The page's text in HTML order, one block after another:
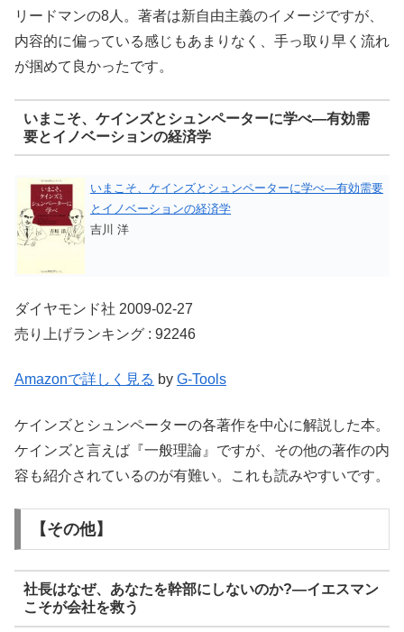
リードマンの8人。著者は新自由主義のイメージですが、
内容的に偏っている感じもあまりなく、手っ取り早く流れ
が掴めて良かったです。
いまこそ、ケインズとシュンペーターに学べ―有効需
要とイノベーションの経済学
いまこそ、ケインズとシュンペーターに学べ―有効需要
とイノベーションの経済学
吉川 洋
ダイヤモンド社 2009-02-27
売り上げランキング : 92246
Amazonで詳しく見る by G-Tools
ケインズとシュンペーターの各著作を中心に解説した本。
ケインズと言えば『一般理論』ですが、その他の著作の内
容も紹介されているのが有難い。これも読みやすいです。
【その他】
社長はなぜ、あなたを幹部にしないのか?―イエスマン
こそが会社を救う